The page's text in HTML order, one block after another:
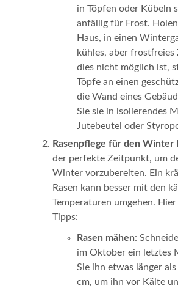
in Töpfen oder Kübeln
anfällig für Frost.
Haus, in einen
kühles, aber frostfreies
dies nicht möglich ist,
Töpfe an einen
die Wand eines
Sie sie in isolierendes
Jutebeutel oder
Rasenpflege für den Winter
der perfekte Zeitpunkt, um
Winter vorzubereiten. Ein
Rasen kann besser mit den
Temperaturen umgehen.
Tipps:
Rasen mähen:
im Oktober ein letztes
Sie ihn etwas länger
cm, um ihn vor Kälte